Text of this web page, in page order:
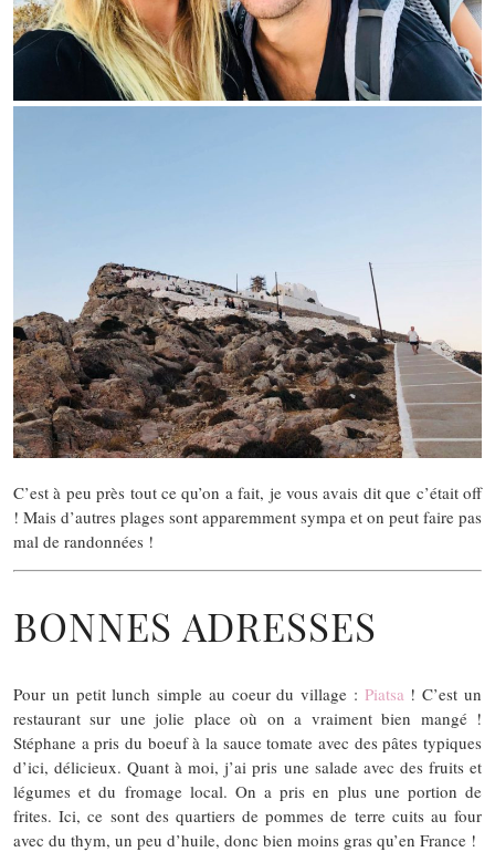
C’est à peu près tout ce qu’on a fait, je vous avais dit que c’était off
! Mais d’autres plages sont apparemment sympa et on peut faire pas
mal de randonnées !
BONNES ADRESSES
Pour un petit lunch simple au coeur du village : Piatsa ! C’est un
restaurant sur une jolie place où on a vraiment bien mangé !
Stéphane a pris du boeuf à la sauce tomate avec des pâtes typiques
d’ici, délicieux. Quant à moi, j’ai pris une salade avec des fruits et
légumes et du fromage local. On a pris en plus une portion de
frites. Ici, ce sont des quartiers de pommes de terre cuits au four
avec du thym, un peu d’huile, donc bien moins gras qu’en France !